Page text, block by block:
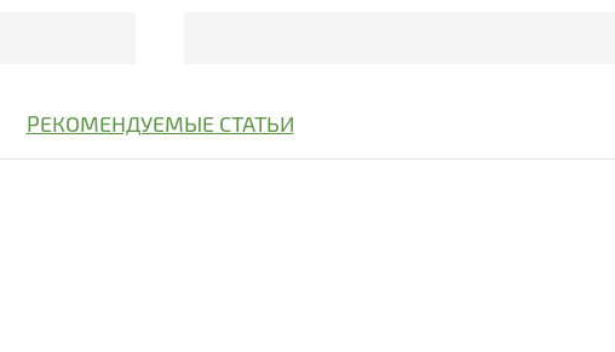
РЕКОМЕНДУЕМЫЕ СТАТЬИ